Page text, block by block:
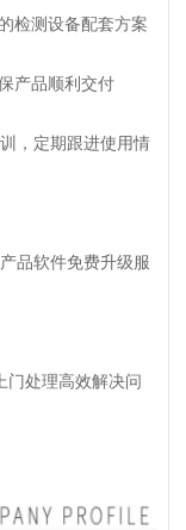
检测设备配套方案
产品顺利交付
，定期跟进使用情
品软件免费升级服
门处理高效解决问